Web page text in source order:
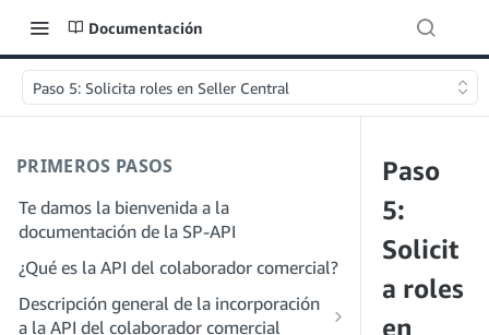
Documentación
Paso 5: Solicita roles en Seller Central
PRIMEROS PASOS
Te damos la bienvenida a la
documentación de la SP-API
¿Qué es la API del colaborador comercial?
Descripción general de la incorporación
a la API del colaborador comercial
Paso
5:
Solicit
a roles
en